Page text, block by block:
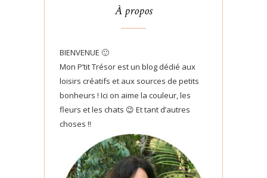
À propos
BIENVENUE 🙂
Mon P’tit Trésor est un blog dédié aux
loisirs créatifs et aux sources de petits
bonheurs ! Ici on aime la couleur, les
fleurs et les chats 😉 Et tant d’autres
choses !!